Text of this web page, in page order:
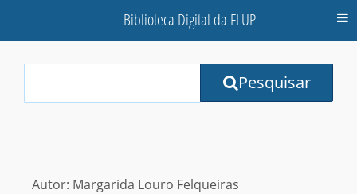
Biblioteca Digital da FLUP
Terms:
Pesquisar
Autor: Margarida Louro Felqueiras